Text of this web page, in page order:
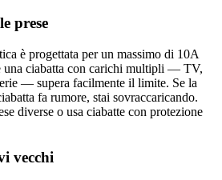
prese
è progettata per un massimo di 10A
una ciabatta con carichi multipli — TV,
— supera facilmente il limite. Se la
fa rumore, stai sovraccaricando.
diverse o usa ciabatte con protezione
vecchi